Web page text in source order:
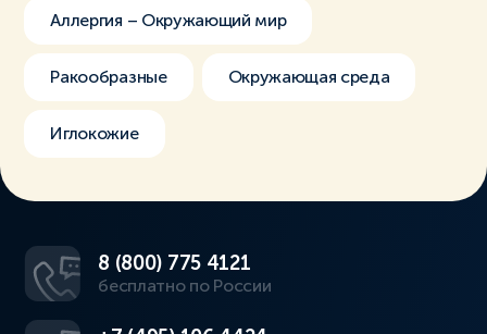
Аллергия – Окружающий мир
Ракообразные Окружающая среда
Иглокожие
8 (800) 775 4121
бесплатно по России